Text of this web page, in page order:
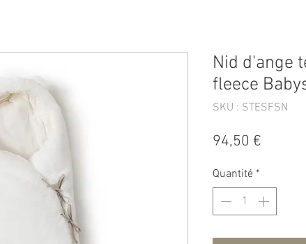
Nid d'ange
fleece
SKU : STESFSN
94,50 €
Quantité *